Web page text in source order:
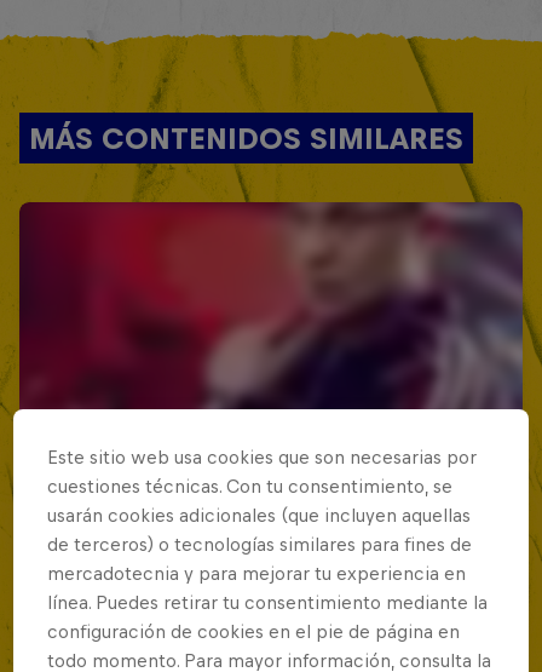
MÁS CONTENIDOS SIMILARES
Este sitio web usa cookies que son necesarias por
cuestiones técnicas. Con tu consentimiento, se
usarán cookies adicionales (que incluyen aquellas
de terceros) o tecnologías similares para fines de
mercadotecnia y para mejorar tu experiencia en
línea. Puedes retirar tu consentimiento mediante la
configuración de cookies en el pie de página en
todo momento. Para mayor información, consulta la